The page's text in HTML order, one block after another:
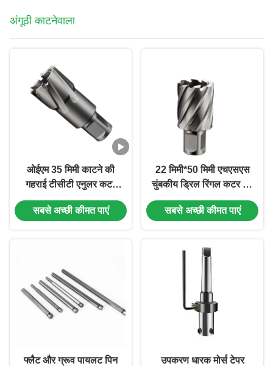
अंगूठी काटनेवाला
ओईएम 35 मिमी काटने की
गहराई टीसीटी एनुलर कटर
19.05 मिमी वेल्डन शंक
एनुलर कटर
सबसे अच्छी कीमत पाएं
22 मिमी*50 मिमी एचएसएस
चुंबकीय ड्रिल रिंगल कटर 50
मिमी काटने की गहराई वेल्डन
शैंक
सबसे अच्छी कीमत पाएं
फ्लैट और ग्रूव पायलट पिन
उपकरण धारक मोर्स टेपर